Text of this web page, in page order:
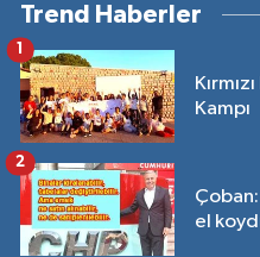
Trend Haberler
Kampı
1
Çoban:
el
2